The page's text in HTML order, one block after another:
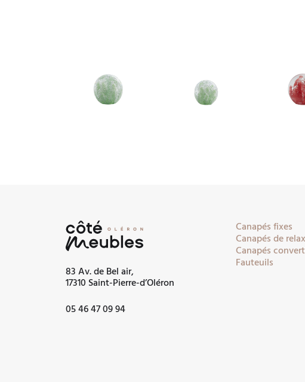
83 Av. de Bel air,
17310 Saint-Pierre-d’Oléron
05 46 47 09 94
Canapés fixes
Canapés de
Canapés
Fauteuils